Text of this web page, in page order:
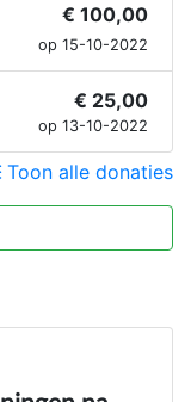
€ 100,00
op 15-10-2022
€ 25,00
op 13-10-2022
Toon alle donaties